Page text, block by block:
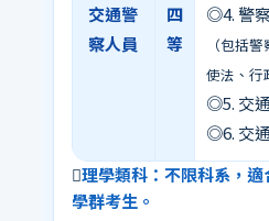
交通警
察人員
四
等
◎4. 警
（包括
使法、行
◎5. 交
◎6. 交
理學類科：不限科系，
學群考生。